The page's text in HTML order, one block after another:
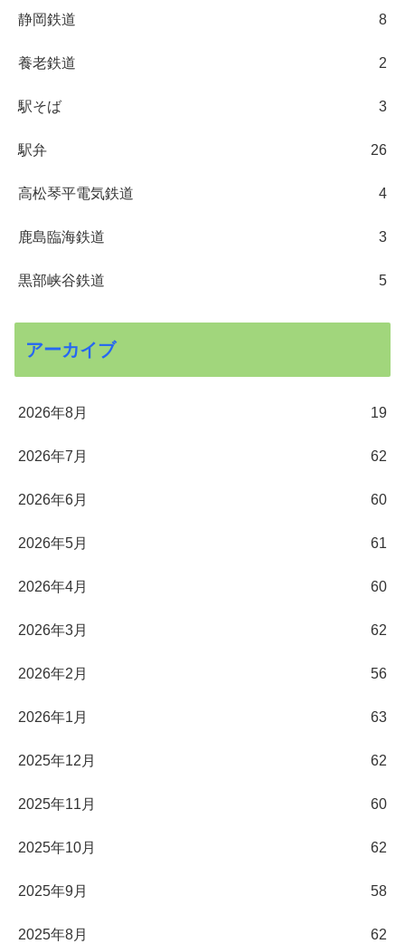
静岡鉄道 8
養老鉄道 2
駅そば 3
駅弁 26
高松琴平電気鉄道 4
鹿島臨海鉄道 3
黒部峡谷鉄道 5
アーカイブ
2026年8月 19
2026年7月 62
2026年6月 60
2026年5月 61
2026年4月 60
2026年3月 62
2026年2月 56
2026年1月 63
2025年12月 62
2025年11月 60
2025年10月 62
2025年9月 58
2025年8月 62